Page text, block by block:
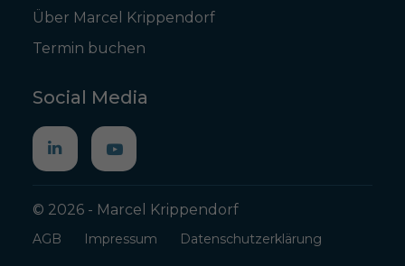
Über Marcel Krippendorf
Termin buchen
Social Media
© 2026 - Marcel Krippendorf
AGB Impressum Datenschutzerklärung